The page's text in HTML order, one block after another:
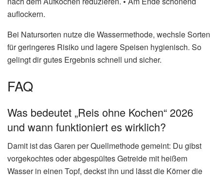
auflockern.
Bei Natursorten nutze die Wassermethode, wechsle Sorten
für geringeres Risiko und lagere Speisen hygienisch. So
gelingt dir gutes Ergebnis schnell und sicher.
FAQ
Was bedeutet „Reis ohne Kochen“ 2026
und wann funktioniert es wirklich?
Damit ist das Garen per Quellmethode gemeint: Du gibst
vorgekochtes oder abgespültes Getreide mit heißem
Wasser in einen Topf, deckst ihn und lässt die Körner die